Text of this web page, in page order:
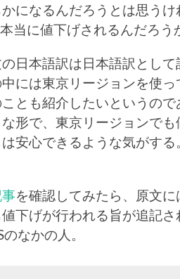
になるんだろうとは思う
当に値下げされるんだろう
日本語訳は日本語訳とし
には東京リージョンを使
とも紹介したいというの
形で、東京リージョンで
安心できるような気がする
を確認してみたら、原文
下げが行われる旨が追記
なかの人。